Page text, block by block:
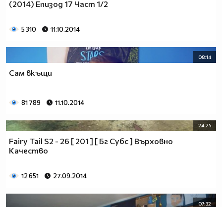
(2014) Епизод 17 Част 1/2
5 310 11.10.2014
08:14
Сам вкъщи
81 789 11.10.2014
24:25
Fairy Tail S2 - 26 [ 201 ] [ Бг Субс ] Върховно
Качество
12 651 27.09.2014
07:32